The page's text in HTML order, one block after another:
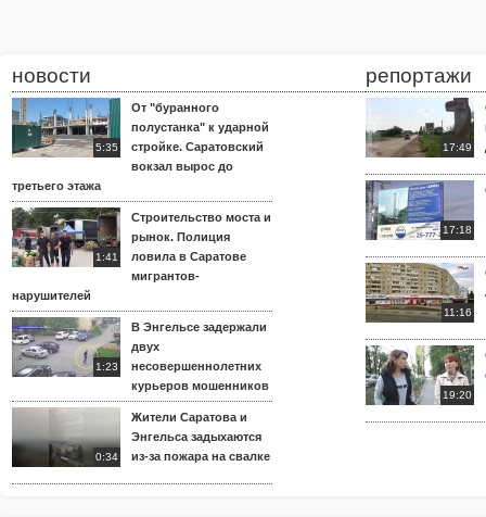
новости
5:35
От "буранного
полустанка" к ударной
стройке. Саратовский
вокзал вырос до
третьего этажа
1:41
Строительство моста и
рынок. Полиция
ловила в Саратове
мигрантов-
нарушителей
1:23
В Энгельсе задержали
двух
несовершеннолетних
курьеров мошенников
0:34
Жители Саратова и
Энгельса задыхаются
из-за пожара на свалке
репортажи
17:49
17:18
11:16
19:20